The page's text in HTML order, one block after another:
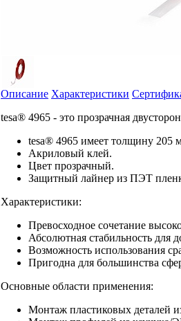
Описание Характеристики
tesa® 4965 - это прозрачная
tesa® 4965 имеет толщину 205
Акриловый клей.
Цвет прозрачный.
Защитный лайнер из ПЭТ
Характеристики:
Превосходное сочетание
Абсолютная стабильность для
Возможность использования
Пригодна для большинства
Основные области применения:
Монтаж пластиковых деталей